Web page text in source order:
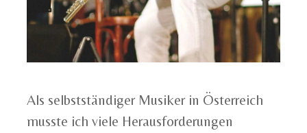
Als selbstständiger Musiker in Österreich
musste ich viele Herausforderungen